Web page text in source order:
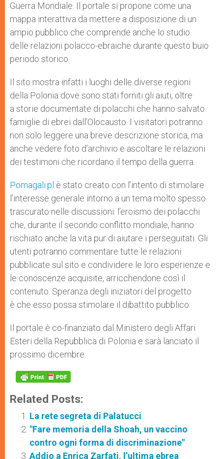
Guerra Mondiale. Il portale si propone come una
mappa interattiva da mettere a disposizione di un
ampio pubblico che comprende anche lo studio
delle relazioni polacco-ebraiche durante questo buio
periodo storico.
Il sito mostra infatti i luoghi delle diverse regioni
della Polonia dove sono stati forniti gli aiuti, oltre
a storie documentate di polacchi che hanno salvato
famiglie di ebrei dall’Olocausto. I visitatori potranno
non solo leggere una breve descrizione storica, ma
anche vedere foto d’archivio e ascoltare le relazioni
dei testimoni che ricordano il tempo della guerra.
Pomagali.pl è stato creato con l’intento di stimolare
l’interesse generale intorno a un tema molto spesso
trascurato nelle discussioni: l’eroismo dei polacchi
che, durante il secondo conflitto mondiale, hanno
rischiato anche la vita pur di aiutare i perseguitati. Gli
utenti potranno commentare tutte le relazioni
pubblicate sul sito e condividere le loro esperienze e
le conoscenze acquisite, arricchendone così il
contenuto. Speranza degli iniziatori del progetto
è che esso possa stimolare il dibattito pubblico.
Il portale è co-finanziato dal Ministero degli Affari
Esteri della Repubblica di Polonia e sarà lanciato il
prossimo dicembre.
Related Posts:
La rete segreta di Palatucci
"Fare memoria della Shoah, un vaccino
contro ogni forma di discriminazione"
Addio a Enrica Zarfati, l’ultima ebrea